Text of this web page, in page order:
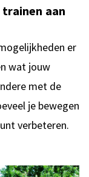
aan
er
wat jouw
met de
je bewegen
verbeteren.